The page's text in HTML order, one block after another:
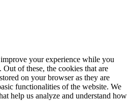
your experience while you
of these, the cookies that are
on your browser as they are
functionalities of the website. We
help us analyze and understand how